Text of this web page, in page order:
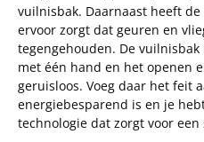
vuilnisbak. Daarnaast heeft
ervoor zorgt dat geuren en
tegengehouden. De
met één hand en het openen
geruisloos. Voeg daar het feit
energiebesparend is en je
technologie dat zorgt voor